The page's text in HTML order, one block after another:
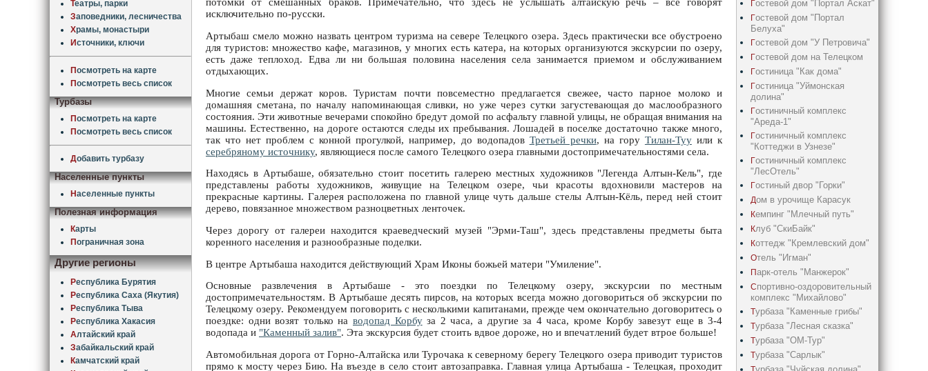
Театры, парки
Заповедники, лесничества
Храмы, монастыри
Источники, ключи
Посмотреть на карте
Посмотреть весь список
Турбазы
Посмотреть на карте
Посмотреть весь список
Добавить турбазу
Населенные пункты
Населенные пункты
Полезная информация
Карты
Пограничная зона
Другие регионы
Республика Бурятия
Республика Саха (Якутия)
Республика Тыва
Республика Хакасия
Алтайский край
Забайкальский край
Камчатский край
потомки от смешанных браков. Примечательно, что здесь не услышать алтайскую речь – все говорят
исключительно по-русски.
Артыбаш смело можно назвать центром туризма на севере Телецкого озера. Здесь практически все обустроено
для туристов: множество кафе, магазинов, у многих есть катера, на которых организуются экскурсии по озеру,
есть даже теплоход. Едва ли ни большая половина населения села занимается приемом и обслуживанием
отдыхающих.
Многие семьи держат коров. Туристам почти повсеместно предлагается свежее, часто парное молоко и
домашняя сметана, по началу напоминающая сливки, но уже через сутки загустевающая до маслообразного
состояния. Эти животные вечерами спокойно бредут домой по асфальту главной улицы, не обращая внимания на
машины. Естественно, на дороге остаются следы их пребывания. Лошадей в поселке достаточно также много,
так что нет проблем с конной прогулкой, например, до водопадов Третьей речки, на гору Тилан-Тууили к
серебряному источнику, являющиеся после самого Телецкого озера главными достопримечательностями села.
Находясь в Артыбаше, обязательно стоит посетить галерею местных художников "Легенда Алтын-Кель", где
представлены работы художников, живущие на Телецком озере, чьи красоты вдохновили мастеров на
прекрасные картины. Галерея расположена по главной улице чуть дальше стелы Алтын-Кёль, перед ней стоит
дерево, повязанное множеством разноцветных ленточек.
Через дорогу от галереи находится краеведческий музей "Эрми-Таш", здесь представлены предметы быта
коренного населения и разнообразные поделки.
В центре Артыбаша находится действующий Храм Иконы божьей матери "Умиление".
Основные развлечения в Артыбаше - это поездки по Телецкому озеру, экскурсии по местным
достопримечательностям. В Артыбаше десять пирсов, на которых всегда можно договориться об экскурсии по
Телецкому озеру. Рекомендуем поговорить с несколькими капитанами, прежде чем окончательно договоритесь о
поездке: одни возят только на водопад Корбуза 2 часа, а другие за 4 часа, кроме Корбу завезут еще в 3-4
водопада и "Каменный залив". Эта экскурсия будет стоить вдвое дороже, но и впечатлений будет втрое больше!
Автомобильная дорога от Горно-Алтайска или Турочака к северному берегу Телецкого озера приводит туристов
прямо к мосту через Бию. На въезде в село стоит автозаправка. Главная улица Артыбаша - Телецкая, проходит
Гостевой дом "Портал Аскат"
Гостевой дом "Портал
Белуха"
Гостевой дом "У Петровича"
Гостевой дом на Телецком
Гостиница "Как дома"
Гостиница "Уймонская
долина"
Гостиничный комплекс
"Ареда-1"
Гостиничный комплекс
"Коттеджи в Узнезе"
Гостиничный комплекс
"ЛесОтель"
Гостиный двор "Горки"
Дом в урочище Карасук
Кемпинг "Млечный путь"
Клуб "СкиБайк"
Коттедж "Кремлевский дом"
Отель "Игман"
Парк-отель "Манжерок"
Спортивно-оздоровительный
комплекс "Михайлово"
Турбаза "Каменные грибы"
Турбаза "Лесная сказка"
Турбаза "ОМ-Тур"
Турбаза "Сарлык"